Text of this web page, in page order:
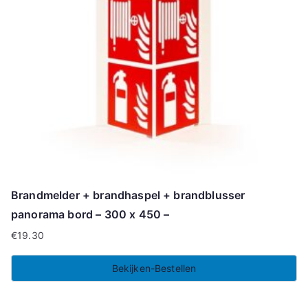
Brandmelder + brandhaspel + brandblusser
panorama bord – 300 x 450 –
€19.30
Bekijken-Bestellen